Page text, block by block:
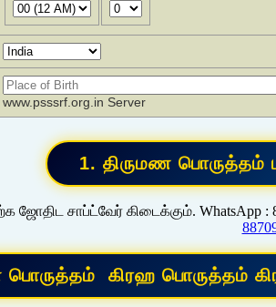
www.psssrf.org.in Server
ஜோதிட சாப்ட்வேர் கிடைக்கும். WhatsApp :